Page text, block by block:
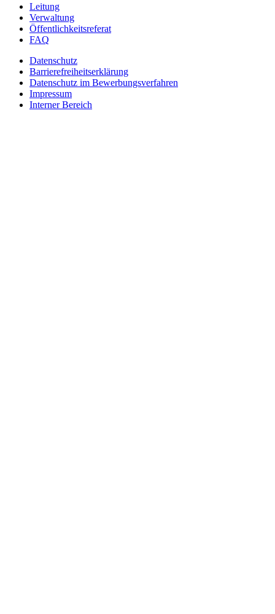
Leitung
Verwaltung
Öffentlichkeitsreferat
FAQ
Datenschutz
Barrierefreiheitserklärung
Datenschutz im Bewerbungsverfahren
Impressum
Interner Bereich